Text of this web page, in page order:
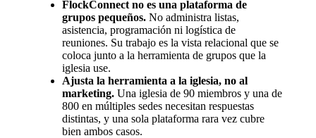
FlockConnect no es una plataforma de
grupos pequeños. No administra listas,
asistencia, programación ni logística de
reuniones. Su trabajo es la vista relacional que se
coloca junto a la herramienta de grupos que la
iglesia use.
Ajusta la herramienta a la iglesia, no al
marketing. Una iglesia de 90 miembros y una de
800 en múltiples sedes necesitan respuestas
distintas, y una sola plataforma rara vez cubre
bien ambos casos.